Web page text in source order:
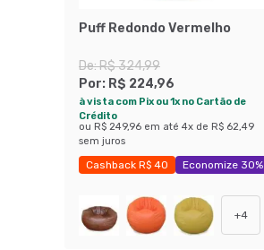
Puff Redondo Vermelho
De:R$ 324,99
Por: R$ 224,96
à vista com Pix ou 1x no Cartão de
Crédito
ou R$ 249,96 em até 4x de R$ 62,49
sem juros
Cashback R$ 40 Economize 30%
+4